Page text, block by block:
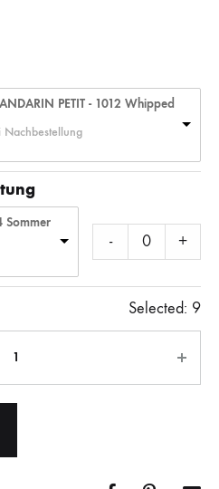
PETIT - 1012 Whipped
Sommer
- +
Selected: 9